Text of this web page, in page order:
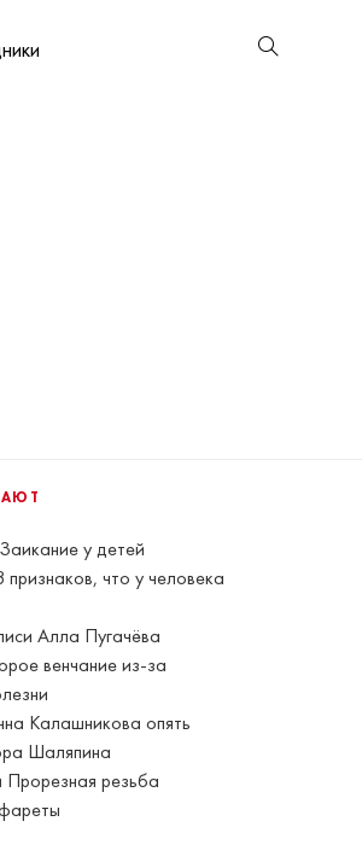
Заикание у детей
признаков, что у человека
Алла Пугачёва
венчание из-за
Калашникова опять
Шаляпина
Прорезная резьба